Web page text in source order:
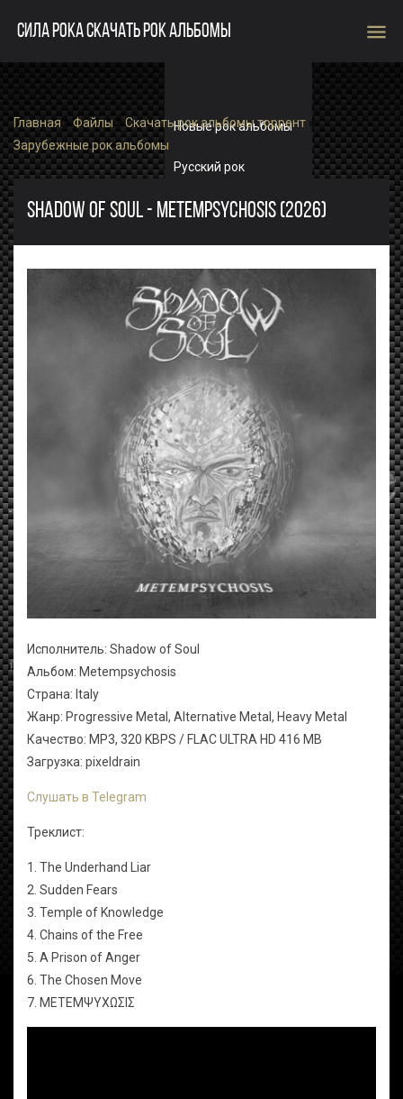
СИЛА РОКА СКАЧАТЬ РОК АЛЬБОМЫ menu
Новые рок альбомы
Русский рок
Зарубежный рок
Single
Рок альбомы
Главная»Файлы»Скачать рок альбомы торрент »
Зарубежные рок альбомы
SHADOW OF SOUL - METEMPSYCHOSIS (2026)
Исполнитель: Shadow of Soul
Альбом: Metempsychosis
Страна: Italy
Жанр: Progressive Metal, Alternative Metal, Heavy Metal
Качество: MP3, 320 KBPS / FLAC ULTRA HD 416 MB
Загрузка: pixeldrain
Слушать в Telegram
Треклист:
1. The Underhand Liar
2. Sudden Fears
3. Temple of Knowledge
4. Chains of the Free
5. A Prison of Anger
6. The Chosen Move
7. ΜΕΤΕΜΨΥΧΩΣΙΣ